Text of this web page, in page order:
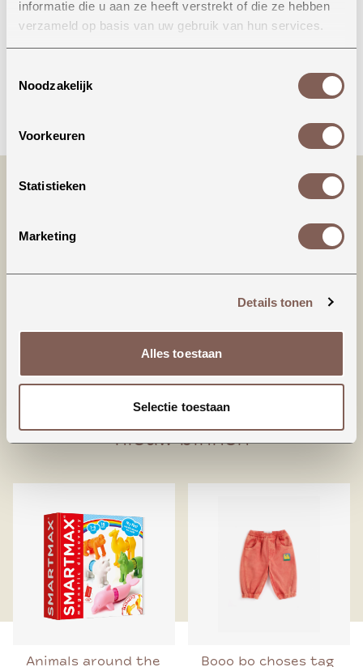
informatie die u aan ze heeft verstrekt of die ze hebben
verzameld op basis van uw gebruik van hun services.
Noodzakelijk
Voorkeuren
Statistieken
Marketing
Details tonen
Alles toestaan
Selectie toestaan
Onze winkel in Uden
Bekijk openingstijden
Productinformatie
95% Biologisch katoen
5% Elastaan
nieuw binnen
Animals around the
Booo bo choses tag